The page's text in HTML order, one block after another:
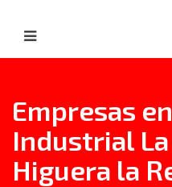
Empresas
Industrial La
Higuera la